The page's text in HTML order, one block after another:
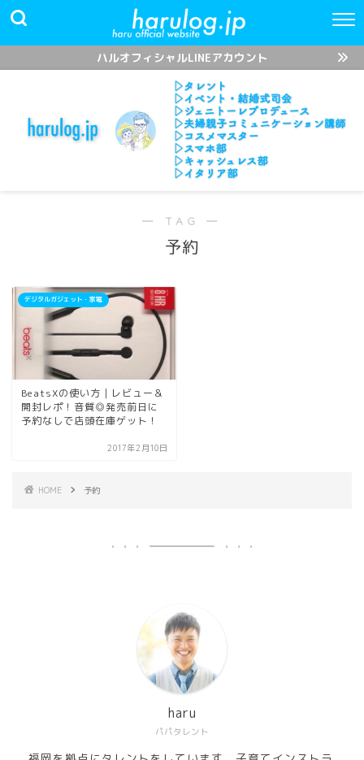
ハルオフィシャルLINEアカウント
― TAG ―
予約
デジタルガジェット・家電
BeatsXの使い方｜レビュー＆
開封レポ！音質◎発売前日に
予約なしで店頭在庫ゲット！
2017年2月10日
HOME 予約
パパタレント
haru